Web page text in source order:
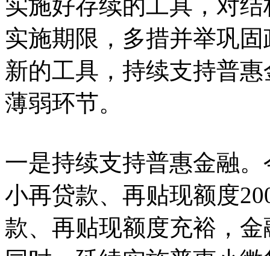
实施好存续的工具，对
实施期限，多措并举巩
新的工具，持续支持普
薄弱环节。
一是持续支持普惠金融
小再贷款、再贴现额度
款、再贴现额度充裕，